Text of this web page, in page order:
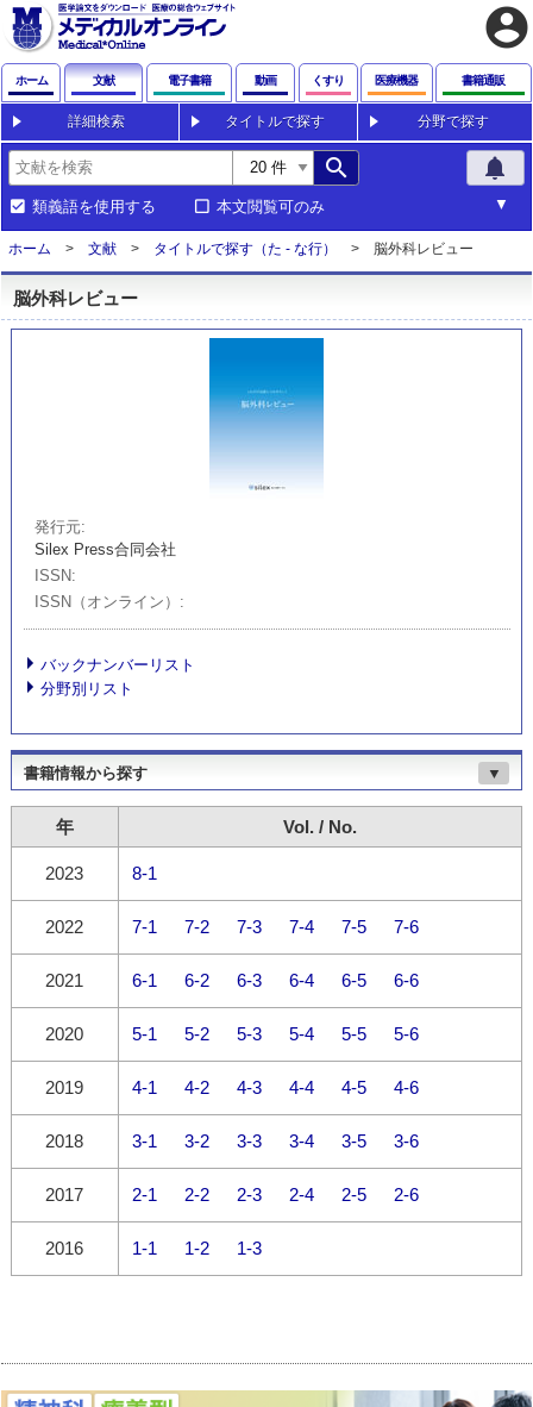
account_circle
ホーム 文献 電子書籍 動画 くすり 医療機器 書籍通販
詳細検索 タイトルで探す 分野で探す
search notifications
類義語を使用する 本文閲覧可のみ
ホーム 文献 タイトルで探す（た - な行） 脳外科レビュー
脳外科レビュー
発行元
Silex Press合同会社
ISSN
ISSN（オンライン）
バックナンバーリスト
分野別リスト
書籍情報から探す ▼
年 Vol. / No.
2023 8-1
2022 7-1 7-2 7-3 7-4 7-5 7-6
2021 6-1 6-2 6-3 6-4 6-5 6-6
2020 5-1 5-2 5-3 5-4 5-5 5-6
2019 4-1 4-2 4-3 4-4 4-5 4-6
2018 3-1 3-2 3-3 3-4 3-5 3-6
2017 2-1 2-2 2-3 2-4 2-5 2-6
2016 1-1 1-2 1-3